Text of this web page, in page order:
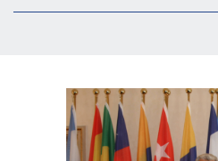
COOPERACIÓN
Patrimonio cultural